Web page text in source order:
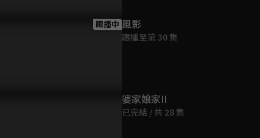
第7集
45分鐘跟播中 風影
跟播至第 30 集
婆家娘家II
已完結 / 共 28 集